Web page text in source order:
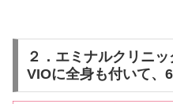
２．エミナルクリニッ
VIOに全身も付いて、